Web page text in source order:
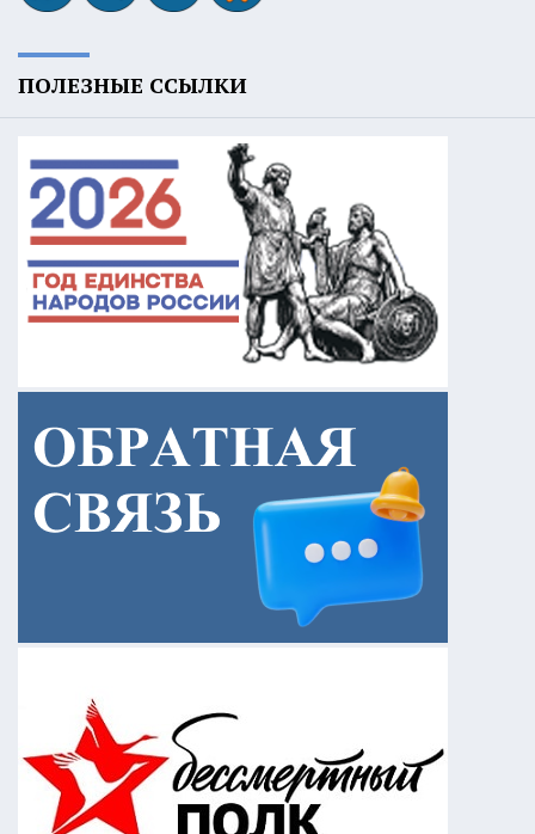
ПОЛЕЗНЫЕ ССЫЛКИ